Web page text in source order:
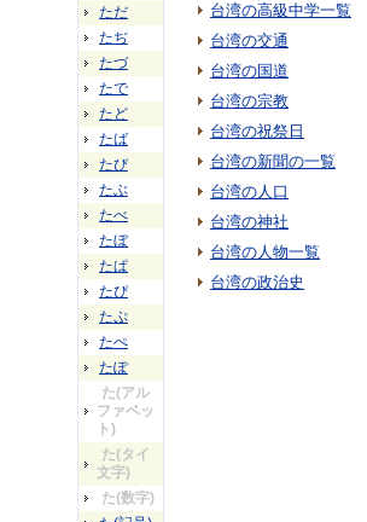
ただ
たぢ
たづ
たで
たど
たば
たび
たぶ
たべ
たぼ
たぱ
たぴ
たぷ
たぺ
たぽ
た(アル
ファベッ
ト)
た(タイ
文字)
た(数字)
台湾の高級中学一覧
台湾の交通
台湾の国道
台湾の宗教
台湾の祝祭日
台湾の新聞の一覧
台湾の人口
台湾の神社
台湾の人物一覧
台湾の政治史